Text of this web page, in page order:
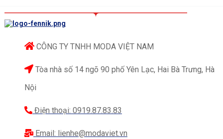
CÔNG TY TNHH MODA VIỆT NAM
Tòa nhà số 14 ngõ 90 phố Yên Lạc, Hai Bà Trưng, Hà
Nội
Điện thoại: 0919.87.83.83
Email: lienhe@modaviet.vn